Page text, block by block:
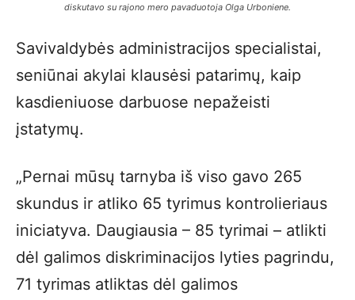
diskutavo su rajono mero pavaduotoja Olga Urboniene.
Savivaldybės administracijos specialistai,
seniūnai akylai klausėsi patarimų, kaip
kasdieniuose darbuose nepažeisti
įstatymų.
„Pernai mūsų tarnyba iš viso gavo 265
skundus ir atliko 65 tyrimus kontrolieriaus
iniciatyva. Daugiausia – 85 tyrimai – atlikti
dėl galimos diskriminacijos lyties pagrindu,
71 tyrimas atliktas dėl galimos